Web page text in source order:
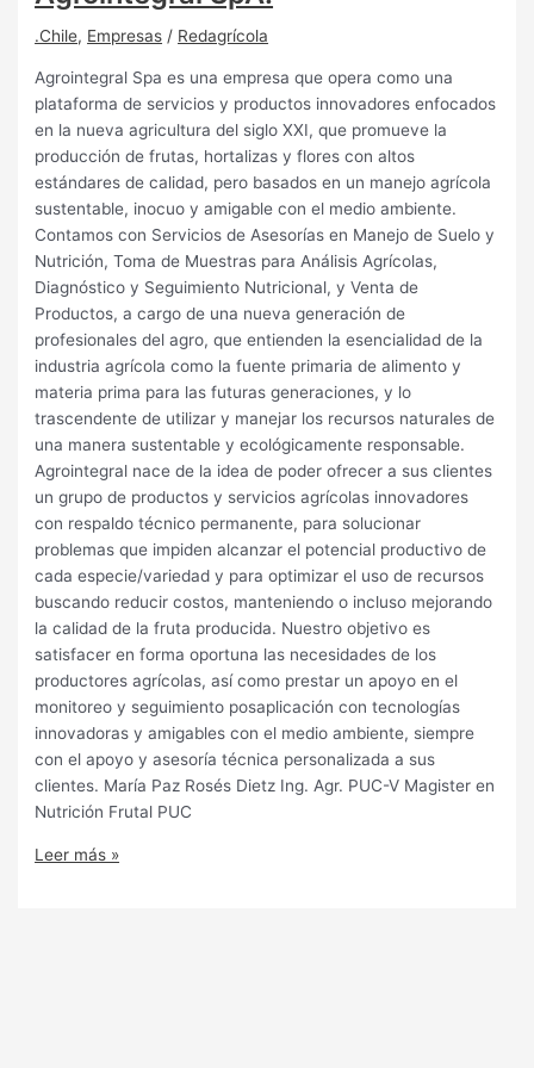
.Chile, Empresas / Redagrícola
Agrointegral Spa es una empresa que opera como una
plataforma de servicios y productos innovadores enfocados
en la nueva agricultura del siglo XXI, que promueve la
producción de frutas, hortalizas y flores con altos
estándares de calidad, pero basados en un manejo agrícola
sustentable, inocuo y amigable con el medio ambiente.
Contamos con Servicios de Asesorías en Manejo de Suelo y
Nutrición, Toma de Muestras para Análisis Agrícolas,
Diagnóstico y Seguimiento Nutricional, y Venta de
Productos, a cargo de una nueva generación de
profesionales del agro, que entienden la esencialidad de la
industria agrícola como la fuente primaria de alimento y
materia prima para las futuras generaciones, y lo
trascendente de utilizar y manejar los recursos naturales de
una manera sustentable y ecológicamente responsable.
Agrointegral nace de la idea de poder ofrecer a sus clientes
un grupo de productos y servicios agrícolas innovadores
con respaldo técnico permanente, para solucionar
problemas que impiden alcanzar el potencial productivo de
cada especie/variedad y para optimizar el uso de recursos
buscando reducir costos, manteniendo o incluso mejorando
la calidad de la fruta producida. Nuestro objetivo es
satisfacer en forma oportuna las necesidades de los
productores agrícolas, así como prestar un apoyo en el
monitoreo y seguimiento posaplicación con tecnologías
innovadoras y amigables con el medio ambiente, siempre
con el apoyo y asesoría técnica personalizada a sus
clientes. María Paz Rosés Dietz Ing. Agr. PUC-V Magister en
Nutrición Frutal PUC
Leer más »